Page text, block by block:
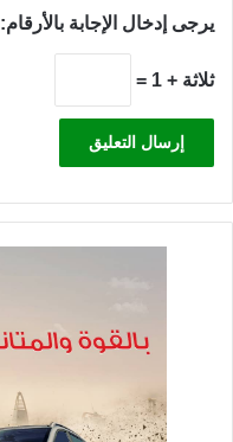
يرجى إدخال الإجابة بالأرقام:
ثلاثة + 1 =